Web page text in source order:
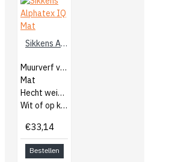
Sikkens Alphatex IQ Mat
Muurverf voor binnen en buiten
Mat
Hecht weinig vuil aan
Wit of op kleur gemengd
€33,14
Bestellen